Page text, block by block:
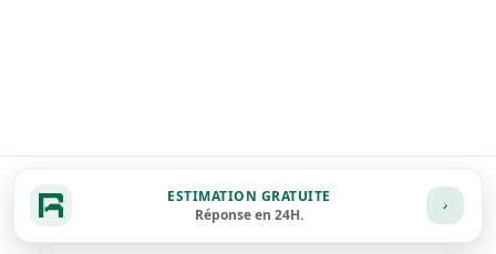
ESTIMATION GRATUITE
Réponse en 24H.